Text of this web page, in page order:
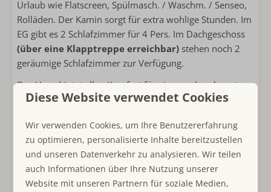
Kaffeemaschine mit Pads
Kaffeemaschinenfilter
Wasserkocher
Toaster
Außenbereich
Lounge-Sofa
Verwendung von Lagerung oder Schuppen
Fahrradkeller
Sanitär
Urlaub wie Flatscreen, Spülmasch. / Waschm. / Senseo,
Rolläden. Der Kamin sorgt für extra wohlige Stunden. Im
EG gibt es 2 Schlafzimmer für 4 Pers. Im Dachgeschoss
(über eine Klapptreppe erreichbar) stehen noch 2
geräumige Schlafzimmer zur Verfügung.
Das Haus bietet allen Komfort für einen unbeschwerten
Urlaub. Das Wohnzimmer hat eine große Sitzecke und
Ecke. Die Küche ist komplett ausgestattet, so dass Sie
eine köstliche Mahlzeit zubereiten können.
Vom Wohnzimmer aus können Sie durch die
Schiebetüren auf die Terrasse gehen und dort haben Sie
Diese Website verwendet Cookies
Wir verwenden Cookies, um Ihre Benutzererfahrung
zu optimieren, personalisierte Inhalte bereitzustellen
und unseren Datenverkehr zu analysieren. Wir teilen
auch Informationen über Ihre Nutzung unserer
Website mit unseren Partnern für soziale Medien,